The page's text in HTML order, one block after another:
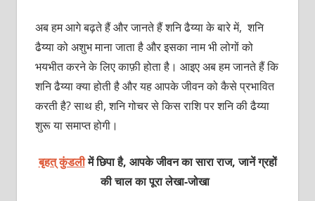
अब हम आगे बढ़ते हैं और जानते हैं शनि ढैय्या के बारे में, शनि
ढैय्या को अशुभ माना जाता है और इसका नाम भी लोगों को
भयभीत करने के लिए काफ़ी होता है। आइए अब हम जानते हैं कि
शनि ढैय्या क्या होती है और यह आपके जीवन को कैसे प्रभावित
करती है? साथ ही, शनि गोचर से किस राशि पर शनि की ढैय्या
शुरू या समाप्त होगी।
बृहत् कुंडलीमें छिपा है, आपके जीवन का सारा राज, जानें ग्रहों
की चाल का पूरा लेखा-जोखा